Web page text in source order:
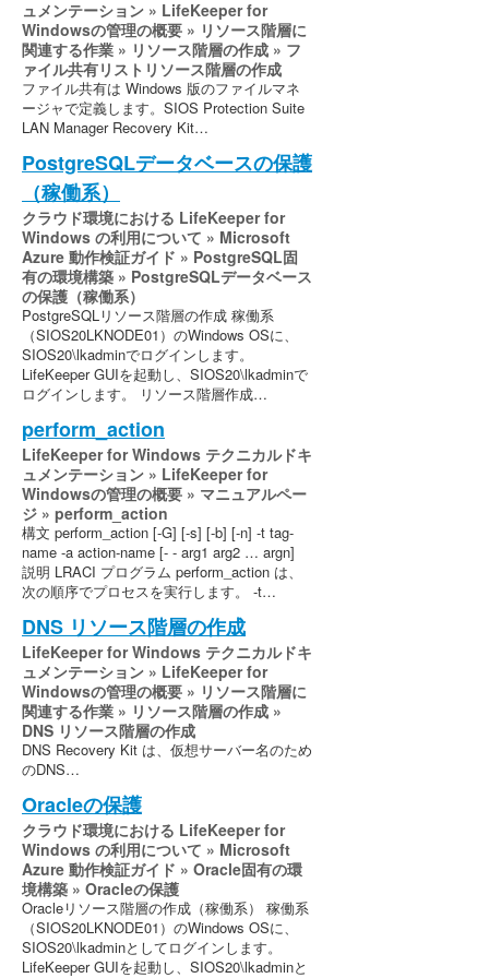
ュメンテーション » LifeKeeper for
Windowsの管理の概要 » リソース階層に
関連する作業 » リソース階層の作成 » フ
ァイル共有リストリソース階層の作成
ファイル共有は Windows 版のファイルマネ
ージャで定義します。SIOS Protection Suite
LAN Manager Recovery Kit…
PostgreSQLデータベースの保護
（稼働系）
クラウド環境における LifeKeeper for
Windows の利用について » Microsoft
Azure 動作検証ガイド » PostgreSQL固
有の環境構築 » PostgreSQLデータベース
の保護（稼働系）
PostgreSQLリソース階層の作成 稼働系
（SIOS20LKNODE01）のWindows OSに、
SIOS20\lkadminでログインします。
LifeKeeper GUIを起動し、SIOS20\lkadminで
ログインします。 リソース階層作成…
perform_action
LifeKeeper for Windows テクニカルドキ
ュメンテーション » LifeKeeper for
Windowsの管理の概要 » マニュアルペー
ジ » perform_action
構文 perform_action [-G] [-s] [-b] [-n] -t tag-
name -a action-name [- - arg1 arg2 … argn]
説明 LRACI プログラム perform_action は、
次の順序でプロセスを実行します。 -t…
DNS リソース階層の作成
LifeKeeper for Windows テクニカルドキ
ュメンテーション » LifeKeeper for
Windowsの管理の概要 » リソース階層に
関連する作業 » リソース階層の作成 »
DNS リソース階層の作成
DNS Recovery Kit は、仮想サーバー名のため
のDNS…
Oracleの保護
クラウド環境における LifeKeeper for
Windows の利用について » Microsoft
Azure 動作検証ガイド » Oracle固有の環
境構築 » Oracleの保護
Oracleリソース階層の作成（稼働系） 稼働系
（SIOS20LKNODE01）のWindows OSに、
SIOS20\lkadminとしてログインします。
LifeKeeper GUIを起動し、SIOS20\lkadminと